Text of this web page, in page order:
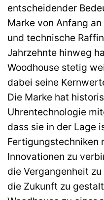
entscheidender
Marke von Anfang
und technische
Jahrzehnte hinweg
Woodhouse stetig
dabei seine
Die Marke hat
Uhrentechnologie
dass sie in der Lage
Fertigungstechniken
Innovationen zu
die Vergangenheit
die Zukunft zu